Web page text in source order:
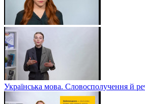
Українська мова. Словосполучення й